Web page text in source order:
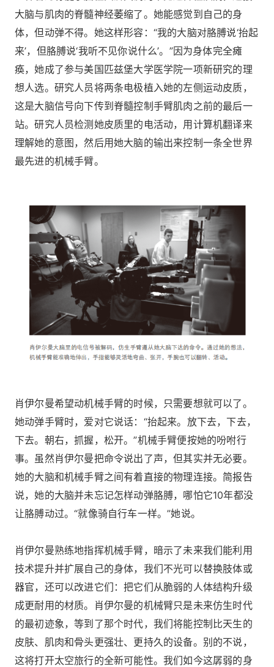
大脑与肌肉的脊髓神经萎缩了。她能感觉到自己的身
体，但动弹不得。她这样形容：“我的大脑对胳膊说‘抬起
来’，但胳膊说‘我听不见你说什么’。”因为身体完全瘫
痪，她成了参与美国匹兹堡大学医学院一项新研究的理
想人选。研究人员将两条电极植入她的左侧运动皮质，
这是大脑信号向下传到脊髓控制手臂肌肉之前的最后一
站。研究人员检测她皮质里的电活动，用计算机翻译来
理解她的意图，然后用她大脑的输出来控制一条全世界
最先进的机械手臂。
肖伊尔曼希望动机械手臂的时候，只需要想就可以了。
她动弹手臂时，爱对它说话：“抬起来。放下去，下去，
下去。朝右，抓握，松开。”机械手臂便按她的吩咐行
事。虽然肖伊尔曼把命令说出了声，但其实并无必要。
她的大脑和机械手臂之间有着直接的物理连接。简报告
说，她的大脑并未忘记怎样动弹胳膊，哪怕它10年都没
让胳膊动过。“就像骑自行车一样。”她说。
肖伊尔曼熟练地指挥机械手臂，暗示了未来我们能利用
技术提升并扩展自己的身体，我们不光可以替换肢体或
器官，还可以改进它们：把它们从脆弱的人体结构升级
成更耐用的材质。肖伊尔曼的机械臂只是未来仿生时代
的最初迹象，等到了那个时代，我们将能控制比天生的
皮肤、肌肉和骨头更强壮、更持久的设备。别的不说，
这将打开太空旅行的全新可能性。我们如今这孱弱的身